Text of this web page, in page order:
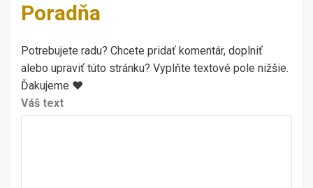
Poradňa
Potrebujete radu? Chcete pridať komentár, doplniť
alebo upraviť túto stránku? Vyplňte textové pole nižšie.
Ďakujeme ♥
Váš text